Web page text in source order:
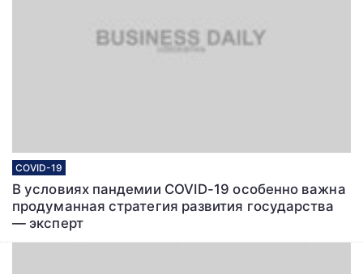
COVID-19
В условиях пандемии COVID-19 особенно важна
продуманная стратегия развития государства
― эксперт